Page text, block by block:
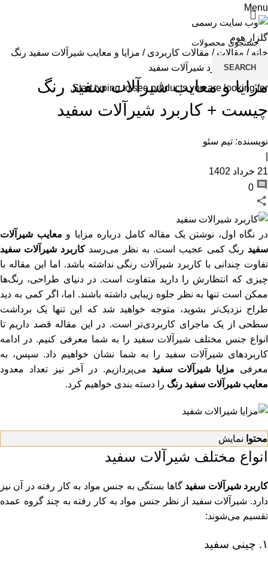
Menu
خانه / مقالات / مقالات کاربردی / مزایا و معایب شیرآلات سفید رنگ
چیست + کاربرد شیرآلات سفید
مزایا و معایب شیرآلات سفید رنگ
چیست + کاربرد شیرآلات سفید
نویسنده: تیم سئو
21 خرداد 1402
0
در نگاه اول، نوشتن یک مقاله کامل درباره مزایا و معایب شیرآلات
سفید رنگ کمی عجیب است. به نظر می‌رسدکاربرد شیرآلات سفید
تفاوت چندانی با کاربرد شیرآلات رنگی نداشته باشد. اما این مقاله با
چیزی که انتظارش را دارید متفاوت است. در دنیای طراحی، رنگ‌ها
ممکن است تنها به نظر جلوه زیبایی داشته باشند. اما، اگر کمی به دید
طراح نزدیک‌تر بشوید، متوجه خواهید شد که این تنها یک برداشت
سطحی از یک ماجرای کاربردی‌تر است. در این مقاله قصد داریم تا
انواع جنس مختلف شیرآلات سفید را به شما معرفی کنیم. در ادامه
کاربردهای شیرآلات سفید را به شما نشان خواهیم داد. سپس، به
معرفی مزایا شیرآلات سفید می‌پردازیم. در آخر نیز تعداد معدود
معایب شیرآلات سفید رنگ را دسته بندی خواهیم کرد.
محتوا نمایش
انواع مختلف شیرآلات سفید
کاربرد شیرآلات سفید گاها بستگی به جنس مواد به کار رفته در آن نیز
دارد. شیرآلات سفید از نظر جنس مواد به کار رفته به چند گروه عمده
تقسیم می‌شوند:
۱. چینی سفید
SEARCH
Start typing to see products you are looking for.